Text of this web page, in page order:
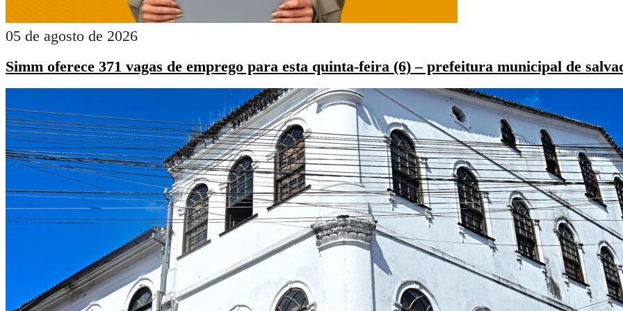
05 de agosto de 2026
Simm oferece 371 vagas de emprego para esta quinta-feira (6) – prefeitura municipal de